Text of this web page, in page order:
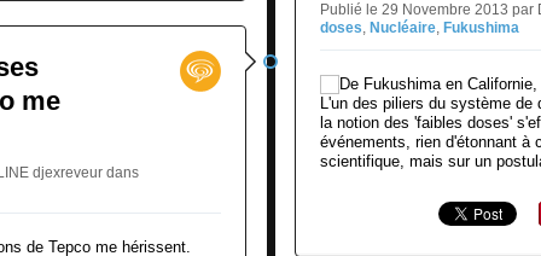
me
djexreveur dans
Publié le 29 Novembre 2013 par
doses, Nucléaire, Fukushima
L'un des piliers du système
la notion des 'faibles doses'
événements, rien d'étonnant à
scientifique, mais sur un